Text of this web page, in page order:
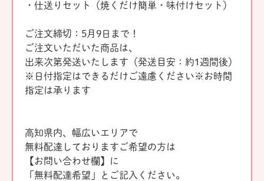
・仕送りセット（焼くだけ簡単・味付けセット）
ご注文締切：5月9日まで！
ご注文いただいた商品は、
出来次第発送いたします（発送目安：約1週間後）
※日付指定はできるだけご遠慮ください※お時間
指定は承ります
高知県内、幅広いエリアで
無料配達しておりますご希望の方は
【お問い合わせ欄】に
「無料配達希望」とご記入ください。